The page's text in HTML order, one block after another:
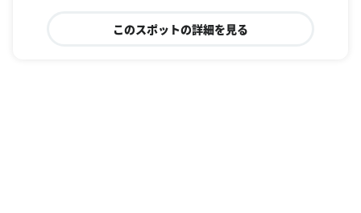
このスポットの詳細を見る